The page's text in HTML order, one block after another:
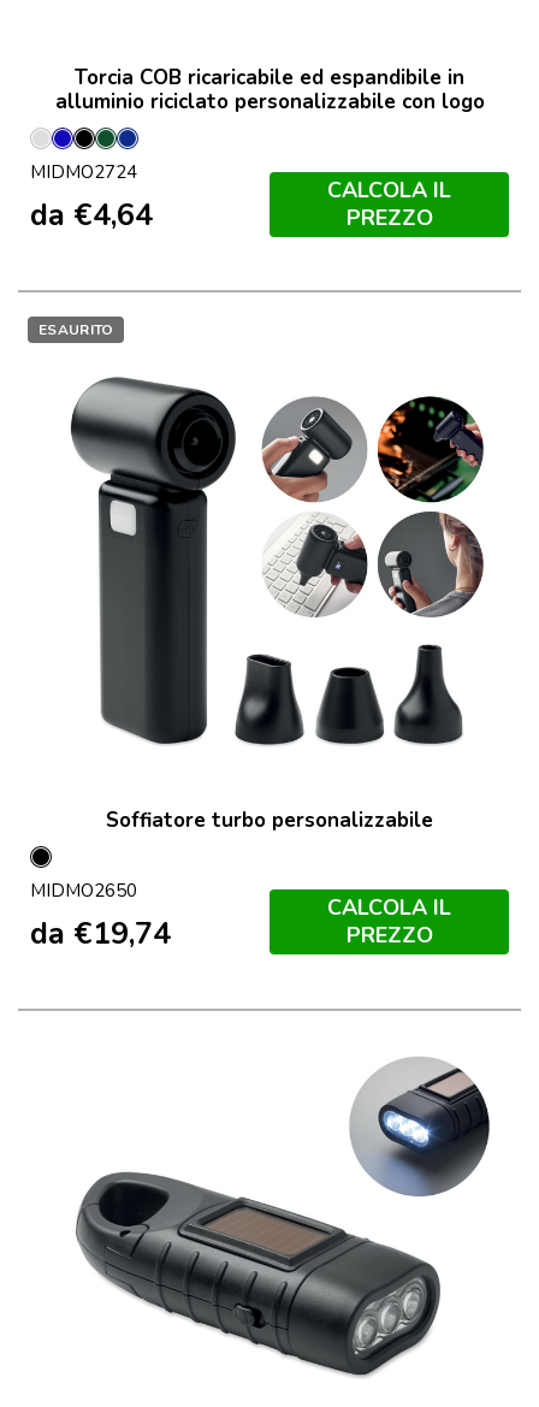
Torcia COB ricaricabile ed espandibile in
alluminio riciclato personalizzabile con logo
Argento
Opaco
BluNero
Verde
Scuro
Francese
Navy
MIDMO2724
da €4,64
CALCOLA IL
PREZZO
ESAURITO
Soffiatore turbo personalizzabile
Nero
MIDMO2650
da €19,74
CALCOLA IL
PREZZO